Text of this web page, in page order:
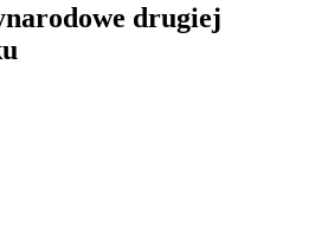
drugiej